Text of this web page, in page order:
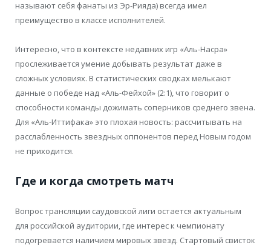
называют себя фанаты из Эр-Рияда) всегда имел
преимущество в классе исполнителей.
Интересно, что в контексте недавних игр «Аль-Насра»
прослеживается умение добывать результат даже в
сложных условиях. В статистических сводках мелькают
данные о победе над «Аль-Фейхой» (2:1), что говорит о
способности команды дожимать соперников среднего звена.
Для «Аль-Иттифака» это плохая новость: рассчитывать на
расслабленность звездных оппонентов перед Новым годом
не приходится.
Где и когда смотреть матч
Вопрос трансляции саудовской лиги остается актуальным
для российской аудитории, где интерес к чемпионату
подогревается наличием мировых звезд. Стартовый свисток